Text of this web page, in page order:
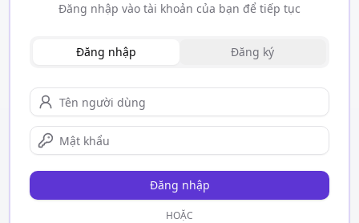
Đăng nhập vào tài khoản của bạn để tiếp tục
Đăng nhập Đăng ký
Đăng nhập
HOẶC